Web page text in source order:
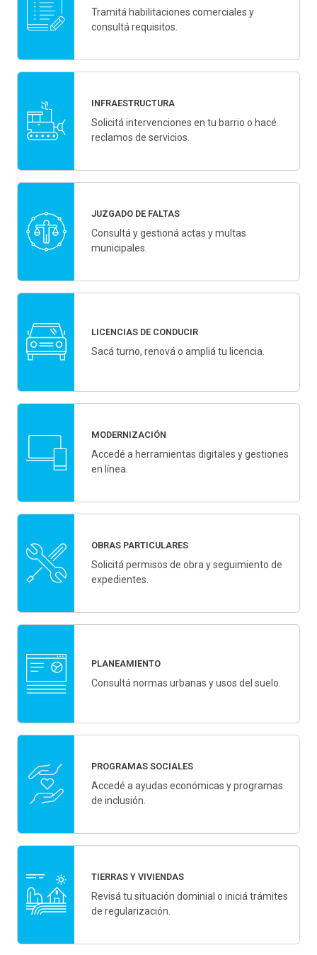
Tramitá habilitaciones comerciales y
consultá requisitos.
INFRAESTRUCTURA
Solicitá intervenciones en tu barrio o hacé
reclamos de servicios.
JUZGADO DE FALTAS
Consultá y gestioná actas y multas
municipales.
LICENCIAS DE CONDUCIR
Sacá turno, renová o ampliá tu licencia.
MODERNIZACIÓN
Accedé a herramientas digitales y gestiones
en línea.
OBRAS PARTICULARES
Solicitá permisos de obra y seguimiento de
expedientes.
PLANEAMIENTO
Consultá normas urbanas y usos del suelo.
PROGRAMAS SOCIALES
Accedé a ayudas económicas y programas
de inclusión.
TIERRAS Y VIVIENDAS
Revisá tu situación dominial o iniciá trámites
de regularización.